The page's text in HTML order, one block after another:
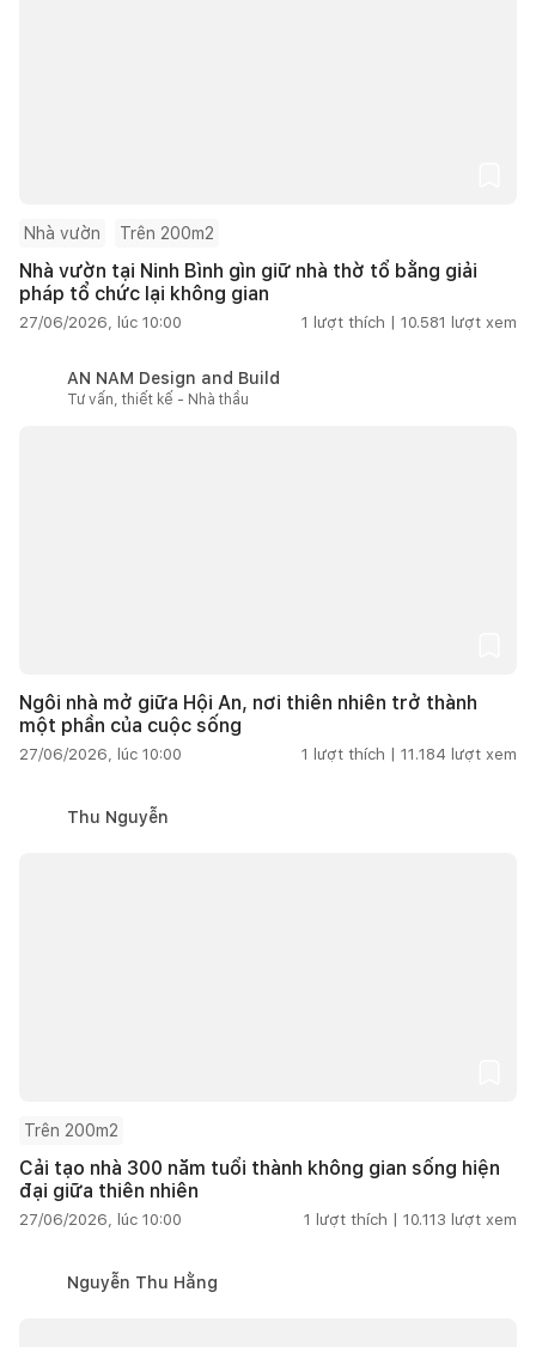
Nhà vườn Trên 200m2
Nhà vườn tại Ninh Bình gìn giữ nhà thờ tổ bằng giải
pháp tổ chức lại không gian
27/06/2026, lúc 10:00 1 lượt thích | 10.581 lượt xem
AN NAM Design and Build
Tư vấn, thiết kế - Nhà thầu
Ngôi nhà mở giữa Hội An, nơi thiên nhiên trở thành
một phần của cuộc sống
27/06/2026, lúc 10:00 1 lượt thích | 11.184 lượt xem
Thu Nguyễn
Trên 200m2
Cải tạo nhà 300 năm tuổi thành không gian sống hiện
đại giữa thiên nhiên
27/06/2026, lúc 10:00 1 lượt thích | 10.113 lượt xem
Nguyễn Thu Hằng